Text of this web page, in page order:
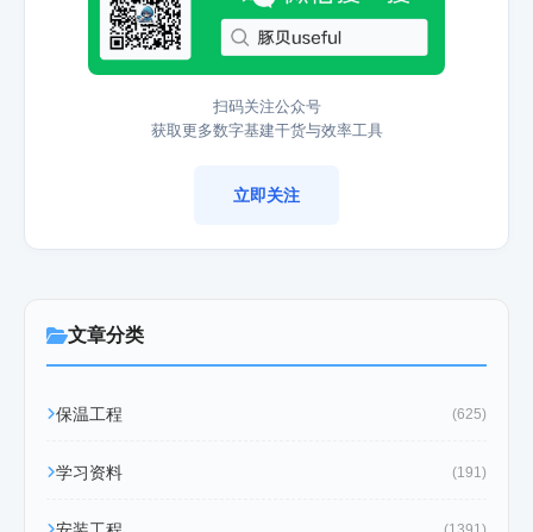
扫码关注公众号
获取更多数字基建干货与效率工具
立即关注
文章分类
保温工程 (625)
学习资料 (191)